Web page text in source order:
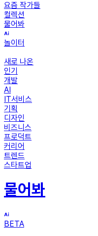
요즘 작가들
컬렉션
물어봐
놀이터
새로 나온
인기
개발
AI
IT서비스
기획
디자인
비즈니스
프로덕트
커리어
트렌드
스타트업
물어봐
BETA